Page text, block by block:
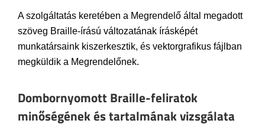
A szolgáltatás keretében a Megrendelő által megadott
szöveg Braille-írású változatának írásképét
munkatársaink kiszerkesztik, és vektorgrafikus fájlban
megküldik a Megrendelőnek.
Dombornyomott Braille-feliratok
minőségének és tartalmának vizsgálata